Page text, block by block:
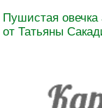
Пушистая
от Татьяны